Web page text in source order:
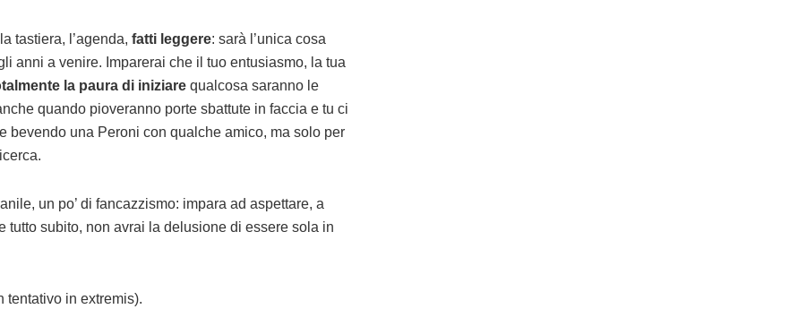
tastiera, l’agenda, fatti leggere: sarà l’unica cosa
anni a venire. Imparerai che il tuo entusiasmo, la tua
la paura di iniziare qualcosa saranno le
quando pioveranno porte sbattute in faccia e tu ci
bevendo una Peroni con qualche amico, ma solo per
un po’ di fancazzismo: impara ad aspettare, a
tutto subito, non avrai la delusione di essere sola in
tentativo in extremis).